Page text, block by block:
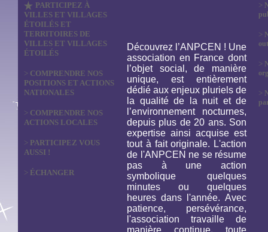
PARTICIPEZ À
VILLES ET VILLAGES
ÉTOILÉS ET
TERRITOIRES DE
VILLES ET VILLAGES
ÉTOILÉS
> COMPRENDRE NOS
POSITIONS ET ACTIONS
NATIONALES
> COMPRENDRE NOS
ACTIONS LOCALES
> PARTICIPEZ VOUS
AUSSI !
> ÉCHANGER
Découvrez l’ANPCEN ! Une
association en France dont
l’objet social, de manière
unique, est entièrement
dédié aux enjeux pluriels de
la qualité de la nuit et de
l’environnement nocturnes,
depuis plus de 20 ans. Son
expertise ainsi acquise est
tout à fait originale. L'action
de l'ANPCEN ne se résume
pas à une action
symbolique quelques
minutes ou quelques
heures dans l'année. Avec
patience, persévérance,
l'association travaille de
manière continue, toute
>
>
>
>